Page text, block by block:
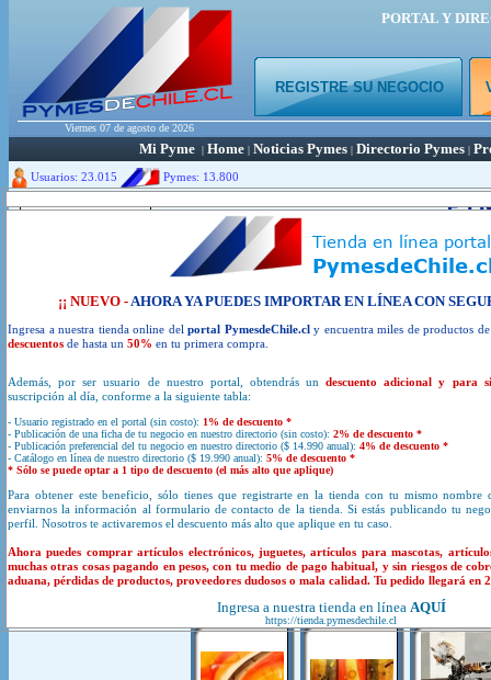
PORTAL Y
REGISTRE SU NEGOCIO
Viernes 07 de agosto de 2026
Mi Pyme | Home | Noticias Pymes | Directorio Pymes |
Usuarios: 23.015 Pymes: 13.800
¡¡ NUEVO -AHORA YA PUEDES IMPORTAR EN LÍNEA CON
Ingresa a nuestra tienda online delportal PymesdeChile.cly encuentra miles de productos
descuentos de hasta un 50% en tu primera compra.
Además, por ser usuario de nuestro portal, obtendrás undescuento adicional y para
suscripción al día, conforme a la siguiente tabla:
- Usuario registrado en el portal (sin costo): 1% de descuento *
- Publicación de una ficha de tu negocio en nuestro directorio (sin costo): 2% de descuento *
- Publicación preferencial del tu negocio en nuestro directorio ($ 14.990 anual): 4% de descuento *
- Catálogo en línea de nuestro directorio ($ 19.990 anual): 5% de descuento *
* Sólo se puede optar a 1 tipo de descuento (el más alto que aplique)
Para obtener este beneficio, sólo tienes que registrarte en la tienda con tu mismo
enviarnos la información al formulario de contacto de la tienda. Si estás publicando tu
perfil. Nosotros te activaremos el descuento más alto que aplique en tu caso.
Ahora puedes comprar artículos electrónicos, juguetes, artículos para mascotas,
muchas otras cosas pagando en pesos, con tu medio de pago habitual, y sin riesgos de
aduana, pérdidas de productos, proveedores dudosos o mala calidad. Tu pedido llegará en
Ingresa a nuestra tienda en línea AQUÍ
https://tienda.pymesdechile.cl
Portal y directorio de
¿ Busca
VER DIRECTORIO PYMES
REGISTRE SU NEGOCIO
Productos y servicios